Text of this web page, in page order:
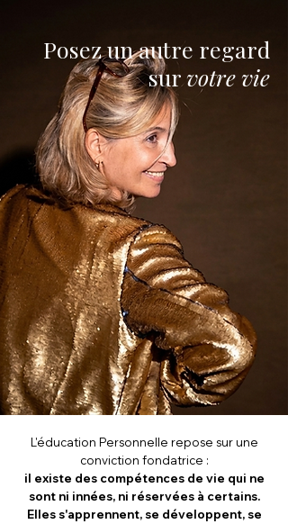
Posez un autre regard
survotre vie
L'éducation Personnelle repose sur une
conviction fondatrice :
il existe des compétences de vie qui ne
sont ni innées, ni réservées à certains.
Elles s'apprennent, se développent, se